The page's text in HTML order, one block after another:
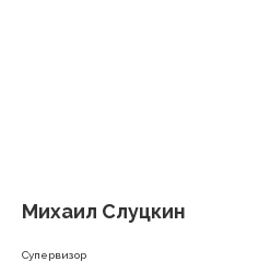
Михаил Слуцкин
Супервизор